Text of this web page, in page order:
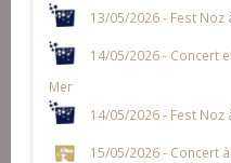
13/05/2026 - Fest Noz
14/05/2026 - Concert
Mer
14/05/2026 - Fest Noz
15/05/2026 - Concert